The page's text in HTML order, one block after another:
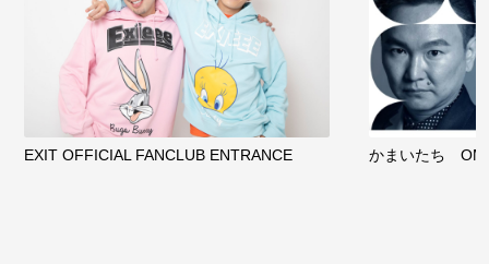
EXIT OFFICIAL FANCLUB ENTRANCE かまいたち